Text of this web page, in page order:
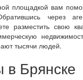
площадкой вам
через
разместить свою
тысячи людей.
в Брянске